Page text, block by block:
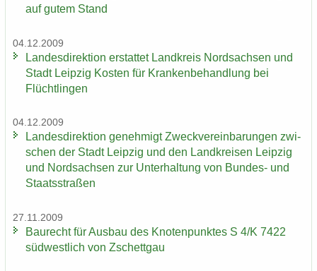
auf gutem Stand
04.12.2009
Lan­des­di­rek­ti­on er­stat­tet Land­kreis Nord­sach­sen und
Stadt Leip­zig Kos­ten für Kran­ken­be­hand­lung bei
Flücht­lin­gen
04.12.2009
Lan­des­di­rek­ti­on ge­neh­migt Zweck­ver­ein­ba­run­gen zwi­
schen der Stadt Leip­zig und den Land­krei­sen Leip­zig
und Nord­sach­sen zur Un­ter­hal­tung von Bundes-​ und
Staats­stra­ßen
27.11.2009
Bau­recht für Aus­bau des Kno­ten­punk­tes S 4/K 7422
süd­west­lich von Zschett­gau